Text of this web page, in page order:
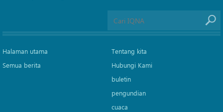
Halaman utama
Semua berita
Tentang kita
Hubungi Kami
buletin
pengundian
cuaca